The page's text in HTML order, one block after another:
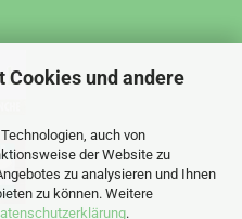
Cookies und andere
auch von
der Website zu
zu analysieren und Ihnen
zu können. Weitere
.